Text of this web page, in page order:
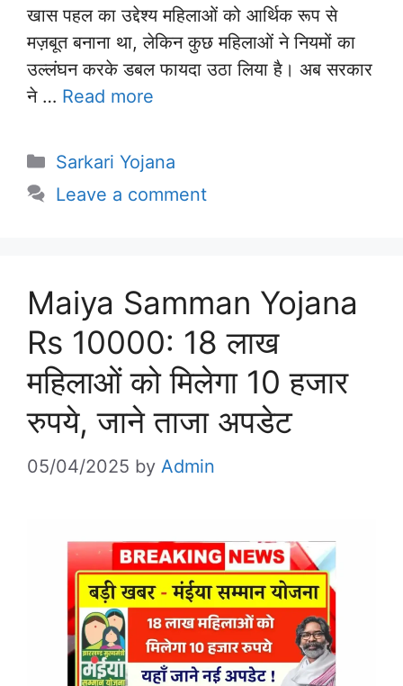
खास पहल का उद्देश्य महिलाओं को आर्थिक रूप से
मज़बूत बनाना था, लेकिन कुछ महिलाओं ने नियमों का
उल्लंघन करके डबल फायदा उठा लिया है। अब सरकार
ने … Read more
Categories
Sarkari Yojana
Leave a comment
Maiya Samman Yojana
Rs 10000: 18 लाख
महिलाओं को मिलेगा 10 हजार
रुपये, जाने ताजा अपडेट
05/04/2025 by Admin